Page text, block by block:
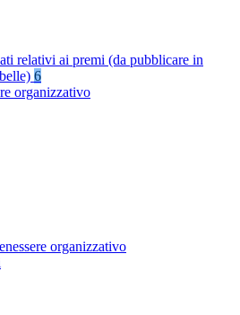
relativi ai premi (da pubblicare in
6
organizzativo
organizzativo